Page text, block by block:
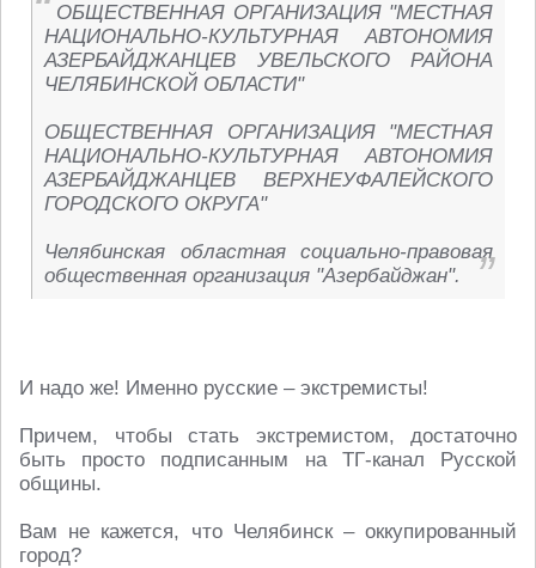
ОБЩЕСТВЕННАЯ ОРГАНИЗАЦИЯ "МЕСТНАЯ
НАЦИОНАЛЬНО-КУЛЬТУРНАЯ АВТОНОМИЯ
АЗЕРБАЙДЖАНЦЕВ УВЕЛЬСКОГО РАЙОНА
ЧЕЛЯБИНСКОЙ ОБЛАСТИ"
ОБЩЕСТВЕННАЯ ОРГАНИЗАЦИЯ "МЕСТНАЯ
НАЦИОНАЛЬНО-КУЛЬТУРНАЯ АВТОНОМИЯ
АЗЕРБАЙДЖАНЦЕВ ВЕРХНЕУФАЛЕЙСКОГО
ГОРОДСКОГО ОКРУГА"
Челябинская областная социально-правовая
общественная организация "Азербайджан".
И надо же! Именно русские – экстремисты!
Причем, чтобы стать экстремистом, достаточно
быть просто подписанным на ТГ-канал Русской
общины.
Вам не кажется, что Челябинск – оккупированный
город?